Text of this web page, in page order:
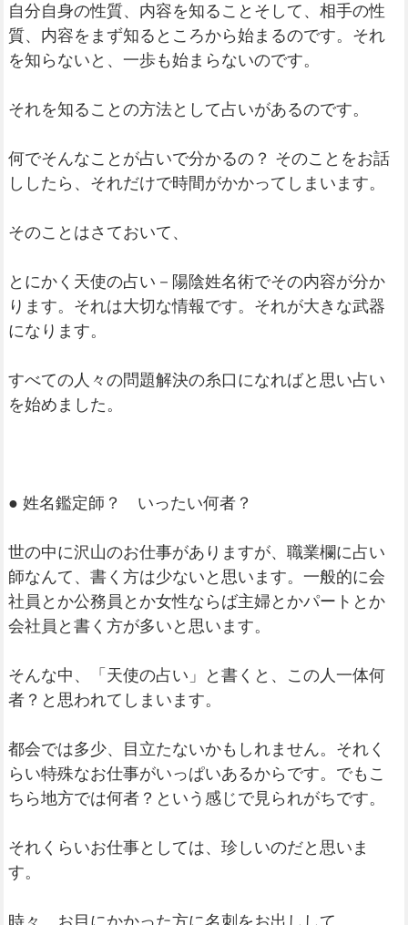
自分自身の性質、内容を知ることそして、相手の性
質、内容をまず知るところから始まるのです。それ
を知らないと、一歩も始まらないのです。
それを知ることの方法として占いがあるのです。
何でそんなことが占いで分かるの？ そのことをお話
ししたら、それだけで時間がかかってしまいます。
そのことはさておいて、
とにかく天使の占い－陽陰姓名術でその内容が分か
ります。それは大切な情報です。それが大きな武器
になります。
すべての人々の問題解決の糸口になればと思い占い
を始めました。
● 姓名鑑定師？ いったい何者？
世の中に沢山のお仕事がありますが、職業欄に占い
師なんて、書く方は少ないと思います。一般的に会
社員とか公務員とか女性ならば主婦とかパートとか
会社員と書く方が多いと思います。
そんな中、「天使の占い」と書くと、この人一体何
者？と思われてしまいます。
都会では多少、目立たないかもしれません。それく
らい特殊なお仕事がいっぱいあるからです。でもこ
ちら地方では何者？という感じで見られがちです。
それくらいお仕事としては、珍しいのだと思いま
す。